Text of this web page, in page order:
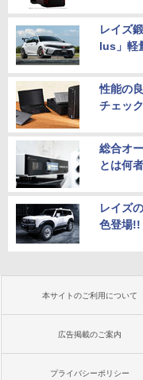
レイズ
lus」軽
性能の
チェック
総合オ
とは何
レイズ
色登場!!
本サイトのご利用について
広告掲載のご案内
プライバシーポリシー